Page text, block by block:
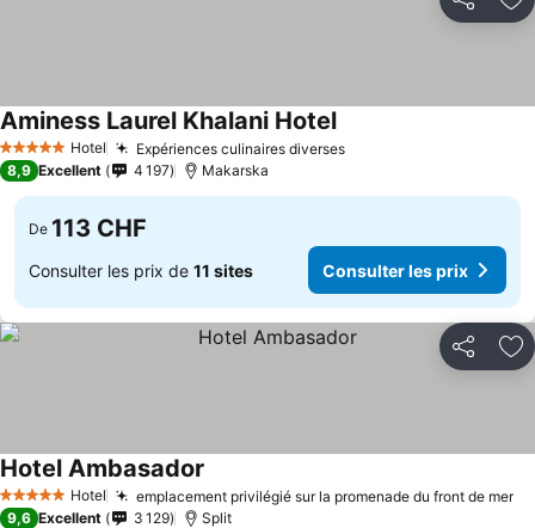
Partager
5 Étoiles Hotel Expériences culinaires diverses
Aminess Laurel Khalani Hotel
8,9 Excellent 4 197 Makarska
De 113 CHF
Consulter les prix de 11 sites Consulter les prix
Partager
5 Étoiles Hotel emplacement privilégié sur la promenade du front de mer
Hotel Ambasador
9,6 Excellent 3 129 Split